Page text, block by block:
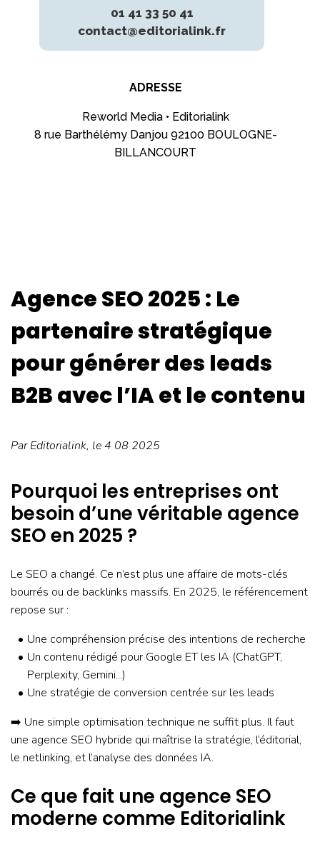
01 41 33 50 41
contact@editorialink.fr
ADRESSE
Reworld Media • Editorialink
8 rue Barthélémy Danjou 92100 BOULOGNE-
BILLANCOURT
Agence SEO 2025 : Le
partenaire stratégique
pour générer des leads
B2B avec l’IA et le contenu
ParEditorialink, le 4 08 2025
Pourquoi les entreprises ont
besoin d’une véritable agence
SEO en 2025 ?
Le SEO a changé. Ce n’est plus une affaire de mots-clés
bourrés ou de backlinks massifs. En 2025, le référencement
repose sur :
Une compréhension précise des intentions de recherche
Un contenu rédigé pour Google ET les IA (ChatGPT,
Perplexity, Gemini...)
Une stratégie de conversion centrée sur les leads
➡️ Une simple optimisation technique ne suffit plus. Il faut
une agence SEO hybride qui maîtrise la stratégie, l’éditorial,
le netlinking, et l’analyse des données IA.
Ce que fait une agence SEO
moderne comme Editorialink